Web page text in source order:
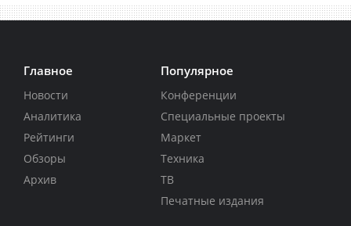
Главное
Новости
Аналитика
Рейтинги
Обзоры
Архив
Популярное
Конференции
Специальные проекты
Маркет
Техника
ТВ
Печатные издания